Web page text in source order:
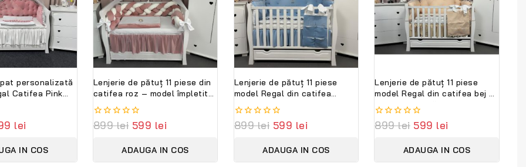
personalizată
Catifea Pink
– set lux pentru
elegant și
lei
IN COS
Lenjerie de pătuț 11 piese din
catifea roz – model împletit
premium PeppiBambini,
personalizabilă cu numele
bebelușului
0
899lei 599 lei
ADAUGA IN COS
Lenjerie de pătuț 11 piese
model Regal din catifea
albastru royal –
personalizabilă, premium
PeppiBambini
0
899lei 599 lei
ADAUGA IN COS
Lenjerie de pătuț 11 piese
model Regal din catifea bej –
personalizabilă, premium
PeppiBambini
0
899lei 599 lei
ADAUGA IN COS